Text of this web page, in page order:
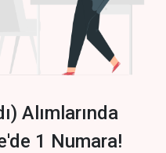
Alımlarında
1 Numara!